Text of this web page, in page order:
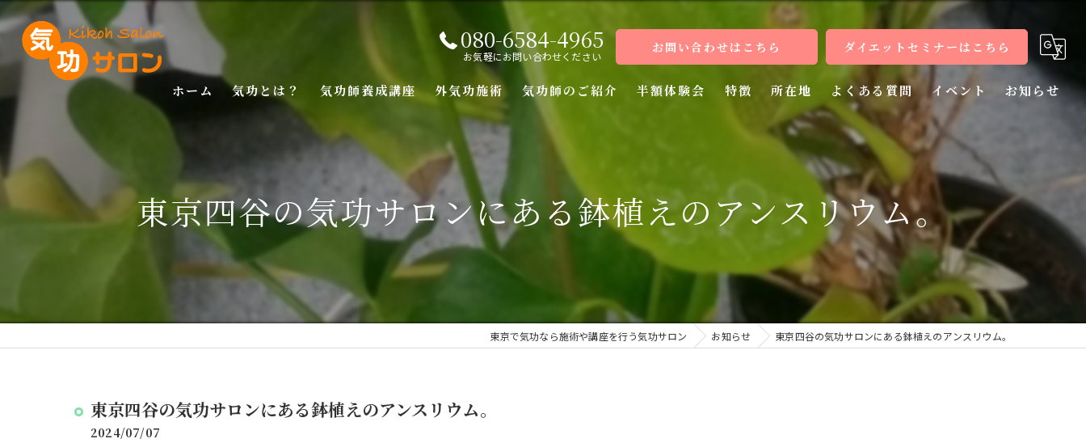
080-6584-4965
お気軽にお問い合わせください
お問い合わせはこちら ダイエットセミナーはこちら
ホーム 気功とは？ 気功師養成講座
入門講座
基礎講座
応用講座
特別講座（前編）
特別講座（後編）
外気功施術 気功師のご紹介 半額体験会 特徴
病気
教室
所在地 よくある質問 イベント お知らせ
東京四谷の気功サロンにある鉢植えのアンスリウム。
東京で気功なら施術や講座を行う気功サロン お知らせ 東京四谷の気功サロンにある鉢植えのアンスリウム。
東京四谷の気功サロンにある鉢植えのアンスリウム。
2024/07/07